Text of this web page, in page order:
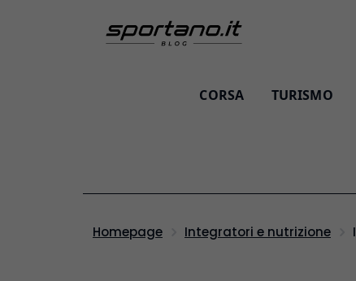
CORSA TURISMO
Homepage Integratori e nutrizione